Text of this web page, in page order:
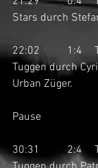
Stars durch
22:02	1:4	Tor für Rolling Stoned
Tuggen durch
Urban Züger.
Pause
30:31	2:4	Tor für Rolling Stoned